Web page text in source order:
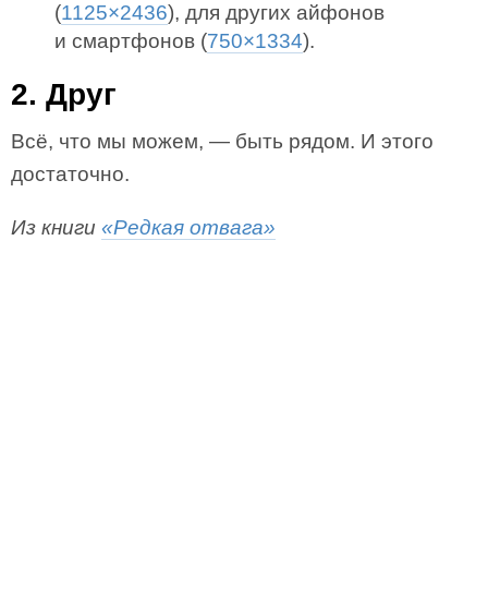
(1125×2436), для других айфонов
и смартфонов (750×1334).
2. Друг
Всё, что мы можем, — быть рядом. И этого
достаточно.
Из книги «Редкая отвага»